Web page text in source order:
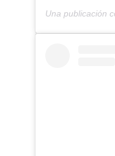
Una publicación